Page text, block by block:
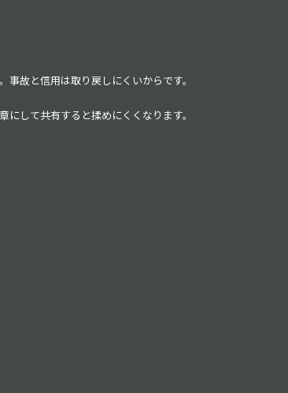
故と信用は取り戻しにくいからです。
して共有すると揉めにくくなります。